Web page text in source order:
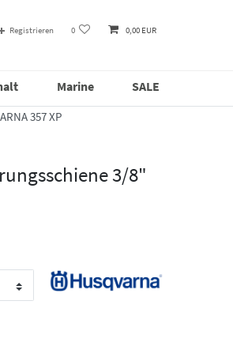
Registrieren 0 0,00 EUR
Marine SALE
357 XP
3/8"